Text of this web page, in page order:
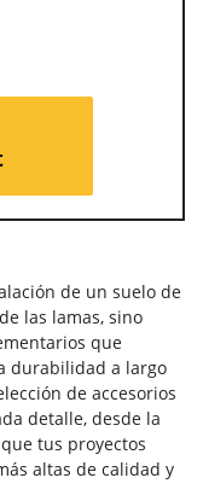
de un suelo de
las lamas, sino
que
durabilidad a largo
de accesorios
detalle, desde la
tus proyectos
altas de calidad y